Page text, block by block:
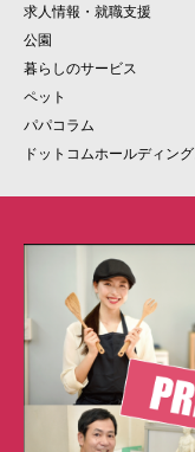
求人情報・就職支援
公園
暮らしのサービス
ペット
パパコラム
ドットコムホールディン